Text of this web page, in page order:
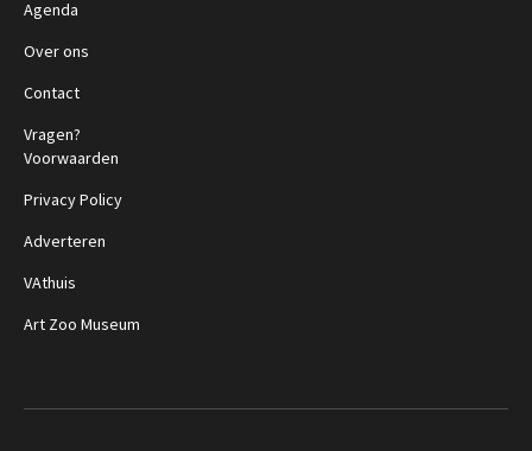
Agenda
Over ons
Contact
Vragen?
Voorwaarden
Privacy Policy
Adverteren
VAthuis
Art Zoo Museum